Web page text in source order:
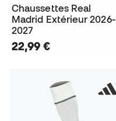
Chaussettes Real
Madrid Extérieur 2026-
2027
22,99 €